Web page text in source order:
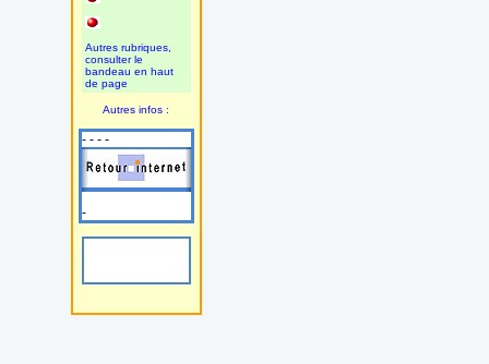
Autres rubriques,
consulter le
bandeau en haut
de page
Autres infos :
- - - -
-